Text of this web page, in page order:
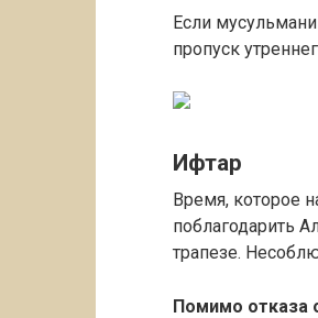
Если
пропуск
Ифтар
Время, которое
поблагодарить
трапезе.
Помимо отказа